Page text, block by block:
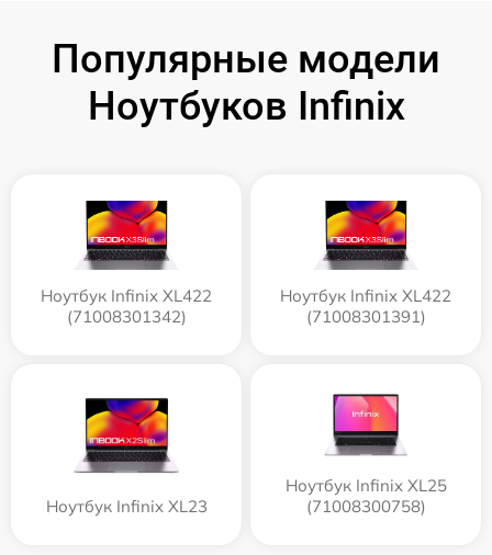
Популярные модели
Ноутбуков Infinix
Ноутбук Infinix XL422
(71008301342)
Ноутбук Infinix XL422
(71008301391)
Ноутбук Infinix XL23
Ноутбук Infinix XL25
(71008300758)